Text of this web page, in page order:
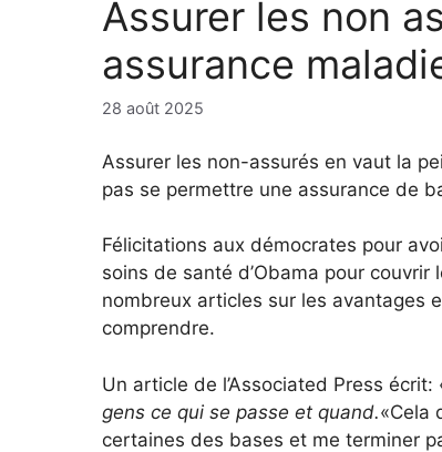
Assurer les non
assurance
28 août 2025
Assurer les non-assurés en vaut la
pas se permettre une assurance de
Félicitations aux démocrates pour
soins de santé d’Obama pour couvrir
nombreux articles sur les avantages
comprendre.
Un article de l’Associated Press écrit:
gens ce qui se passe et quand.«Cela
certaines des bases et me terminer